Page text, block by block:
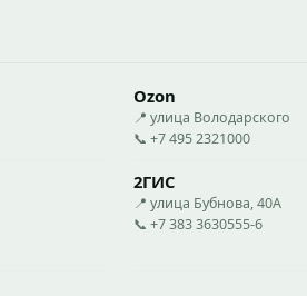
Ozon
📍 улица Володарского
📞 +7 495 2321000
2ГИС
📍 улица Бубнова, 40А
📞 +7 383 3630555-6